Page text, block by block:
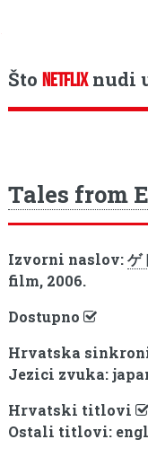
ŠtoNETFLIXnudi
Tales from
Izvorni naslov:ゲ
film, 2006.
Dostupno
Hrvatska
Jezici zvuka:
Hrvatski titlovi
Ostali titlovi:
Toggle